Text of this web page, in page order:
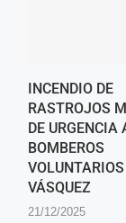
INCENDIO DE
RASTROJOS
DE URGENCIA
BOMBEROS
VÁSQUEZ
21/12/2025